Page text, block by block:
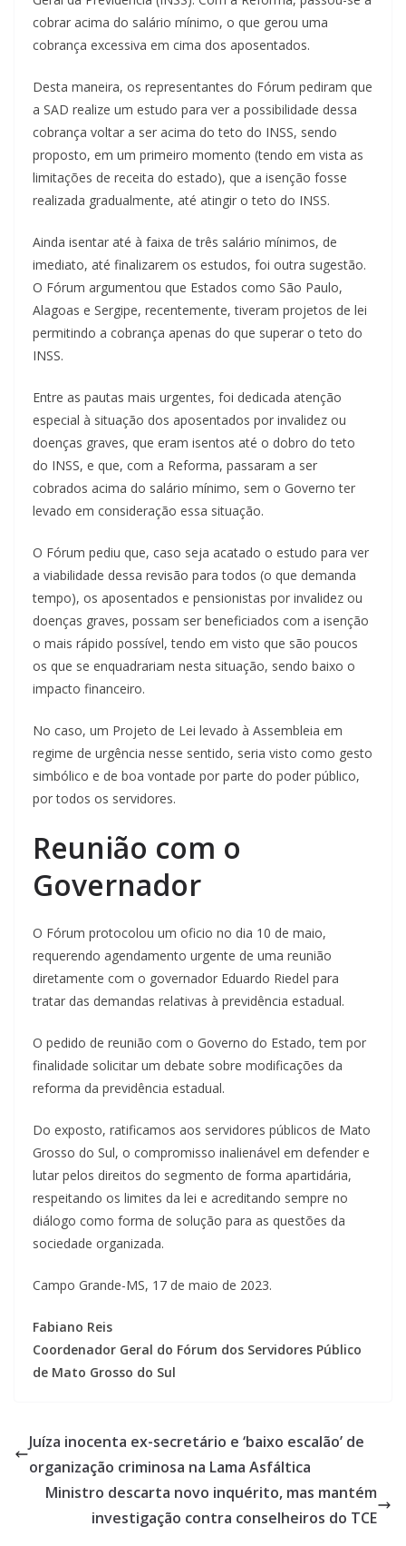
cobrar acima do salário mínimo, o que gerou uma
cobrança excessiva em cima dos aposentados.
Desta maneira, os representantes do Fórum pediram que
a SAD realize um estudo para ver a possibilidade dessa
cobrança voltar a ser acima do teto do INSS, sendo
proposto, em um primeiro momento (tendo em vista as
limitações de receita do estado), que a isenção fosse
realizada gradualmente, até atingir o teto do INSS.
Ainda isentar até à faixa de três salário mínimos, de
imediato, até finalizarem os estudos, foi outra sugestão.
O Fórum argumentou que Estados como São Paulo,
Alagoas e Sergipe, recentemente, tiveram projetos de lei
permitindo a cobrança apenas do que superar o teto do
INSS.
Entre as pautas mais urgentes, foi dedicada atenção
especial à situação dos aposentados por invalidez ou
doenças graves, que eram isentos até o dobro do teto
do INSS, e que, com a Reforma, passaram a ser
cobrados acima do salário mínimo, sem o Governo ter
levado em consideração essa situação.
O Fórum pediu que, caso seja acatado o estudo para ver
a viabilidade dessa revisão para todos (o que demanda
tempo), os aposentados e pensionistas por invalidez ou
doenças graves, possam ser beneficiados com a isenção
o mais rápido possível, tendo em visto que são poucos
os que se enquadrariam nesta situação, sendo baixo o
impacto financeiro.
No caso, um Projeto de Lei levado à Assembleia em
regime de urgência nesse sentido, seria visto como gesto
simbólico e de boa vontade por parte do poder público,
por todos os servidores.
Reunião com o
Governador
O Fórum protocolou um oficio no dia 10 de maio,
requerendo agendamento urgente de uma reunião
diretamente com o governador Eduardo Riedel para
tratar das demandas relativas à previdência estadual.
O pedido de reunião com o Governo do Estado, tem por
finalidade solicitar um debate sobre modificações da
reforma da previdência estadual.
Do exposto, ratificamos aos servidores públicos de Mato
Grosso do Sul, o compromisso inalienável em defender e
lutar pelos direitos do segmento de forma apartidária,
respeitando os limites da lei e acreditando sempre no
diálogo como forma de solução para as questões da
sociedade organizada.
Campo Grande-MS, 17 de maio de 2023.
Fabiano Reis
Coordenador Geral do Fórum dos Servidores Público
de Mato Grosso do Sul
Juíza inocenta ex-secretário e ‘baixo escalão’ de
organização criminosa na Lama Asfáltica
Ministro descarta novo inquérito, mas mantém
investigação contra conselheiros do TCE